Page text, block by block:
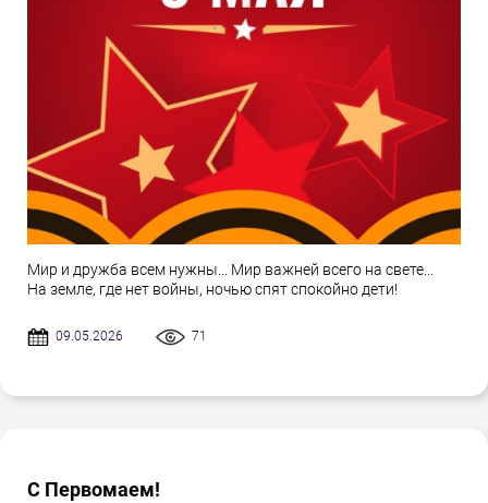
Мир и дружба всем нужны... Мир важней всего на свете...
На земле, где нет войны, ночью спят спокойно дети!
09.05.2026 71
С Первомаем!